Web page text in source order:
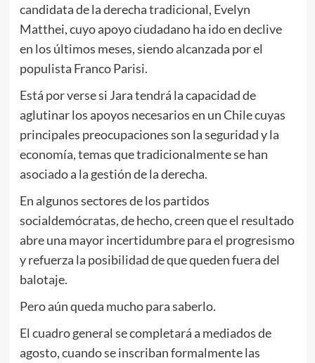
candidata de la derecha tradicional, Evelyn
Matthei, cuyo apoyo ciudadano ha ido en declive
en los últimos meses, siendo alcanzada por el
populista Franco Parisi.
Está por verse si Jara tendrá la capacidad de
aglutinar los apoyos necesarios en un Chile cuyas
principales preocupaciones son la seguridad y la
economía, temas que tradicionalmente se han
asociado a la gestión de la derecha.
En algunos sectores de los partidos
socialdemócratas, de hecho, creen que el resultado
abre una mayor incertidumbre para el progresismo
y refuerza la posibilidad de que queden fuera del
balotaje.
Pero aún queda mucho para saberlo.
El cuadro general se completará a mediados de
agosto, cuando se inscriban formalmente las